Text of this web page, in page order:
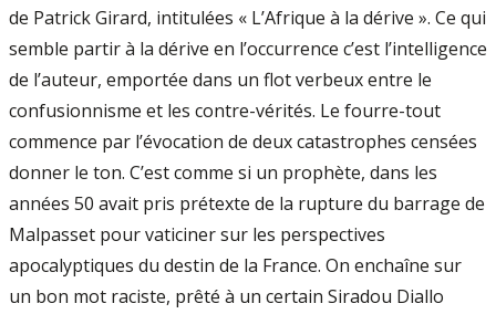
de Patrick Girard, intitulées « L’Afrique à la dérive ». Ce qui
semble partir à la dérive en l’occurrence c’est l’intelligence
de l’auteur, emportée dans un flot verbeux entre le
confusionnisme et les contre-vérités. Le fourre-tout
commence par l’évocation de deux catastrophes censées
donner le ton. C’est comme si un prophète, dans les
années 50 avait pris prétexte de la rupture du barrage de
Malpasset pour vaticiner sur les perspectives
apocalyptiques du destin de la France. On enchaîne sur
un bon mot raciste, prêté à un certain Siradou Diallo